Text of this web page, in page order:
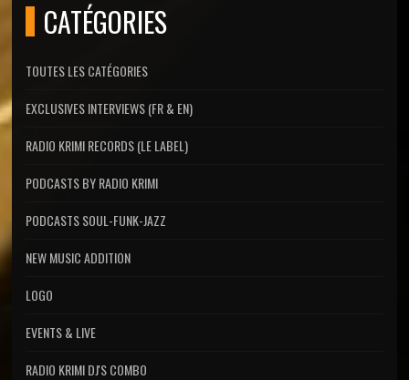
CATÉGORIES
TOUTES LES CATÉGORIES
EXCLUSIVES INTERVIEWS (FR & EN)
RADIO KRIMI RECORDS (LE LABEL)
PODCASTS BY RADIO KRIMI
PODCASTS SOUL-FUNK-JAZZ
NEW MUSIC ADDITION
LOGO
EVENTS & LIVE
RADIO KRIMI DJ'S COMBO